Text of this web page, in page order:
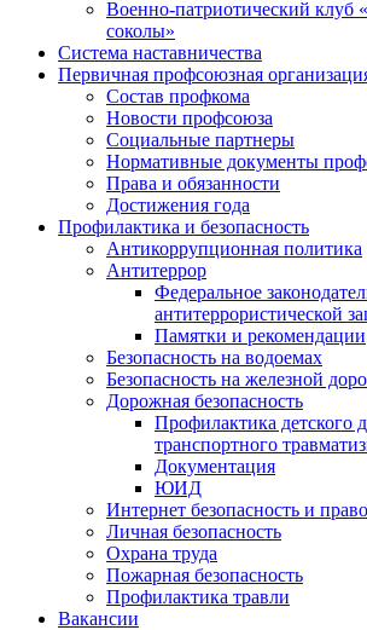
Военно-патриотический клуб
соколы»
Система наставничества
Первичная профсоюзная
Состав профкома
Новости профсоюза
Социальные партнеры
Нормативные документы
Права и обязанности
Достижения года
Профилактика и безопасность
Антикоррупционная политика
Антитеррор
Федеральное
антитеррористической
Памятки и рекомендации
Безопасность на водоемах
Безопасность на железной
Дорожная безопасность
Профилактика детского
транспортного
Документация
ЮИД
Интернет безопасность и
Личная безопасность
Охрана труда
Пожарная безопасность
Профилактика травли
Вакансии